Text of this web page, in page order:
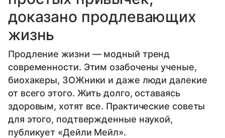
доказано продлевающих
жизнь
Продление жизни — модный тренд
современности. Этим озабочены ученые,
биохакеры, ЗОЖники и даже люди далекие
от всего этого. Жить долго, оставаясь
здоровым, хотят все. Практические советы
для этого, подтвержденные наукой,
публикует «Дейли Мейл».